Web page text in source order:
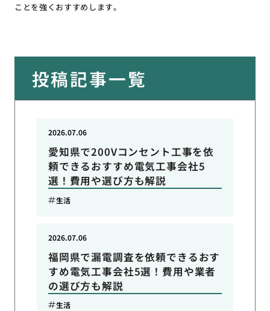
ことを強くおすすめします。
投稿記事一覧
愛知県で200Vコンセント工事を依
頼できるおすすめ電気工事会社5
選！費用や選び方も解説
2026.07.06
生活
福岡県で漏電調査を依頼できるおす
すめ電気工事会社5選！費用や業者
の選び方も解説
2026.07.06
生活